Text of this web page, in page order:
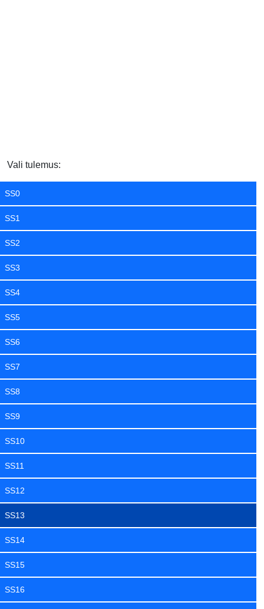
Vali tulemus:
SS0
SS1
SS2
SS3
SS4
SS5
SS6
SS7
SS8
SS9
SS10
SS11
SS12
SS13
SS14
SS15
SS16